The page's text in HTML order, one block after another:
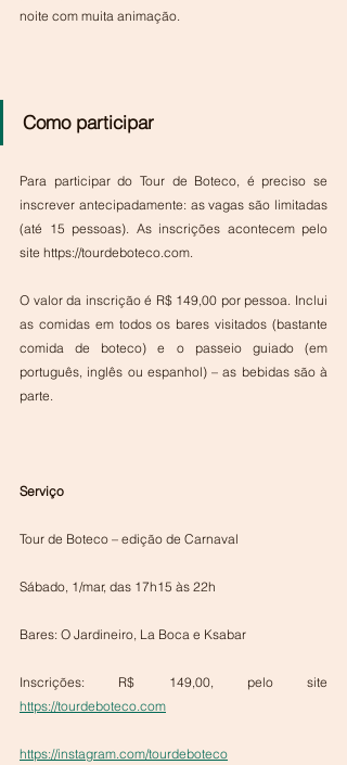
noite com muita animação.
Como participar
Para participar do Tour de Boteco, é preciso se
inscrever antecipadamente: as vagas são limitadas
(até 15 pessoas). As inscrições acontecem pelo
site https://tourdeboteco.com.
O valor da inscrição é R$ 149,00 por pessoa. Inclui
as comidas em todos os bares visitados (bastante
comida de boteco) e o passeio guiado (em
português, inglês ou espanhol) – as bebidas são à
parte.
Serviço
Tour de Boteco – edição de Carnaval
Sábado, 1/mar, das 17h15 às 22h
Bares: O Jardineiro, La Boca e Ksabar
https://tourdeboteco.com
https://instagram.com/tourdeboteco